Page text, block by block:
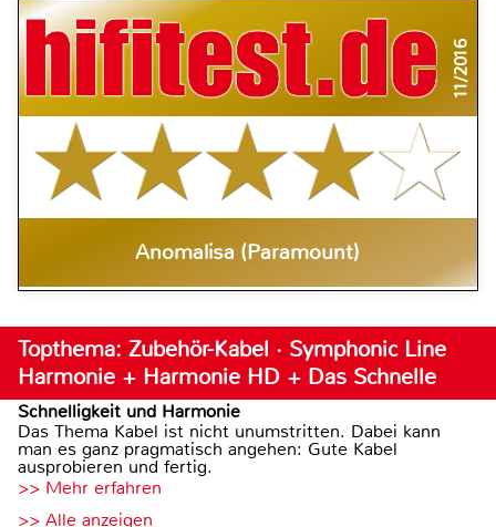
11/2016
Anomalisa (Paramount)
Topthema: Zubehör-Kabel · Symphonic Line
Harmonie + Harmonie HD + Das Schnelle
Schnelligkeit und Harmonie
Das Thema Kabel ist nicht unumstritten. Dabei kann
man es ganz pragmatisch angehen: Gute Kabel
ausprobieren und fertig.
>> Mehr erfahren
>> Alle anzeigen